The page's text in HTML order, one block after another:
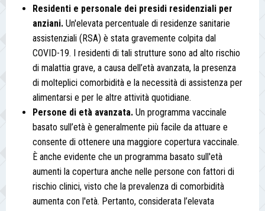
Residenti e personale dei presidi residenziali per
anziani. Un'elevata percentuale di residenze sanitarie
assistenziali (RSA) è stata gravemente colpita dal
COVID-19. I residenti di tali strutture sono ad alto rischio
di malattia grave, a causa dell’età avanzata, la presenza
di molteplici comorbidità e la necessità di assistenza per
alimentarsi e per le altre attività quotidiane.
Persone di età avanzata. Un programma vaccinale
basato sull’età è generalmente più facile da attuare e
consente di ottenere una maggiore copertura vaccinale.
È anche evidente che un programma basato sull'età
aumenti la copertura anche nelle persone con fattori di
rischio clinici, visto che la prevalenza di comorbidità
aumenta con l'età. Pertanto, considerata l’elevata